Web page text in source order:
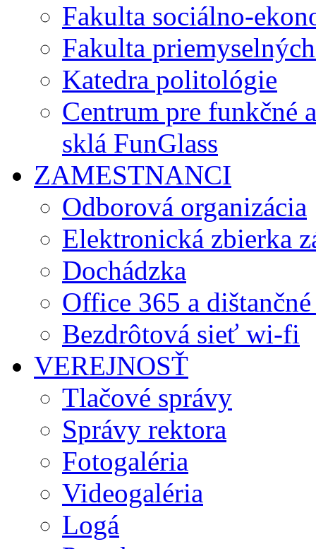
Fakulta sociálno-
Fakulta
Katedra politológie
Centrum pre funkčné
sklá FunGlass
ZAMESTNANCI
Odborová organizácia
Elektronická zbierka
Dochádzka
Office 365 a
Bezdrôtová sieť wi-fi
VEREJNOSŤ
Tlačové správy
Správy rektora
Fotogaléria
Videogaléria
Logá